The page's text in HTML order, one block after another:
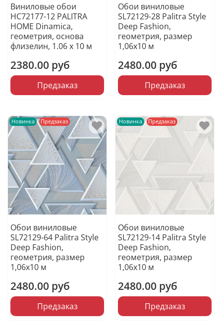
Виниловые обои
HC72177-12 PALITRA
HOME Dinamica,
геометрия, основа
флизелин, 1.06 х 10 м
2380.00 руб
Предзаказ
Обои виниловые
SL72129-28 Palitra Style
Deep Fashion,
геометрия, размер
1,06х10 м
2480.00 руб
Предзаказ
Новинка Предзаказ
Обои виниловые
SL72129-64 Palitra Style
Deep Fashion,
геометрия, размер
1,06х10 м
2480.00 руб
Предзаказ
Новинка Предзаказ
Обои виниловые
SL72129-14 Palitra Style
Deep Fashion,
геометрия, размер
1,06х10 м
2480.00 руб
Предзаказ